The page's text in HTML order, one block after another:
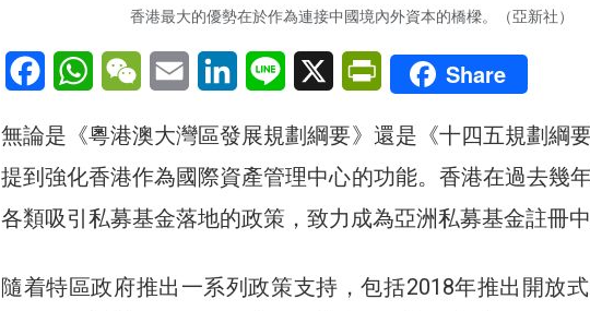
香港最大的優勢在於作為連接中國境內外資本的橋樑。（亞新社）
FacebookWhatsAppWeChatEmail LinkedInLine X PrintFriendly
Share
無論是《粵港澳大灣區發展規劃綱要》還是《十四五規劃綱
提到強化香港作為國際資產管理中心的功能。香港在過去幾
各類吸引私募基金落地的政策，致力成為亞洲私募基金註冊中
隨着特區政府推出一系列政策支持，包括2018年推出開放